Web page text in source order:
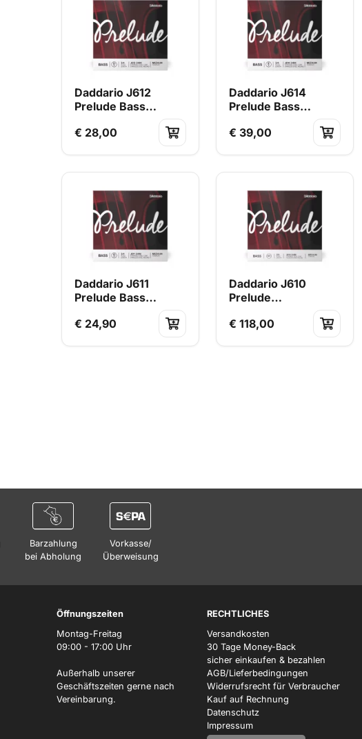
Daddario J612
Prelude Bass
mittlere Spannung
€ 28,00
Daddario J614
Prelude Bass
mittlere Spannung
€ 39,00
Daddario J611
Prelude Bass
mittlere Spannung
€ 24,90
Daddario J610
Prelude
Basssaitensatz 3/4
mittlere Spannung
€ 118,00
Barzahlung
bei Abholung
Vorkasse/
Überweisung
Öffnungszeiten
Montag-Freitag
09:00 - 17:00 Uhr
Außerhalb unserer
Geschäftszeiten gerne nach
Vereinbarung.
RECHTLICHES
Versandkosten
30 Tage Money-Back
sicher einkaufen & bezahlen
AGB/Lieferbedingungen
Widerrufsrecht für Verbraucher
Kauf auf Rechnung
Datenschutz
Impressum